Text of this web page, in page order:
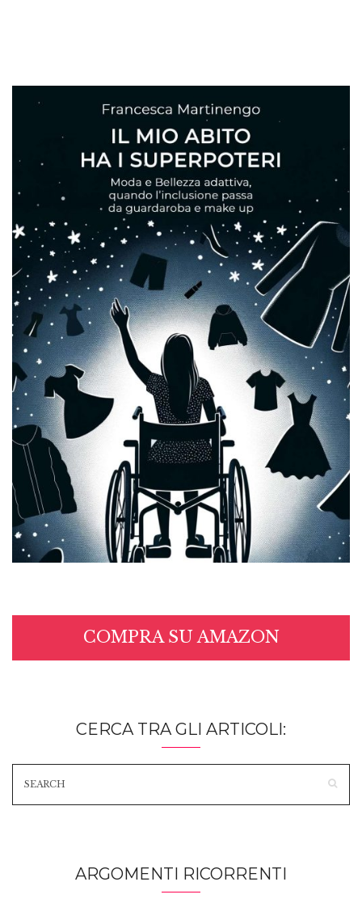
COMPRA SU AMAZON
CERCA TRA GLI ARTICOLI:
ARGOMENTI RICORRENTI